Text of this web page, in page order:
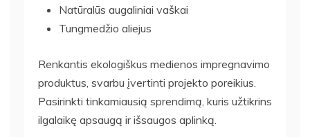
Natūralūs augaliniai vaškai
Tungmedžio aliejus
Renkantis ekologiškus medienos impregnavimo
produktus, svarbu įvertinti projekto poreikius.
Pasirinkti tinkamiausią sprendimą, kuris užtikrins
ilgalaikę apsaugą ir išsaugos aplinką.